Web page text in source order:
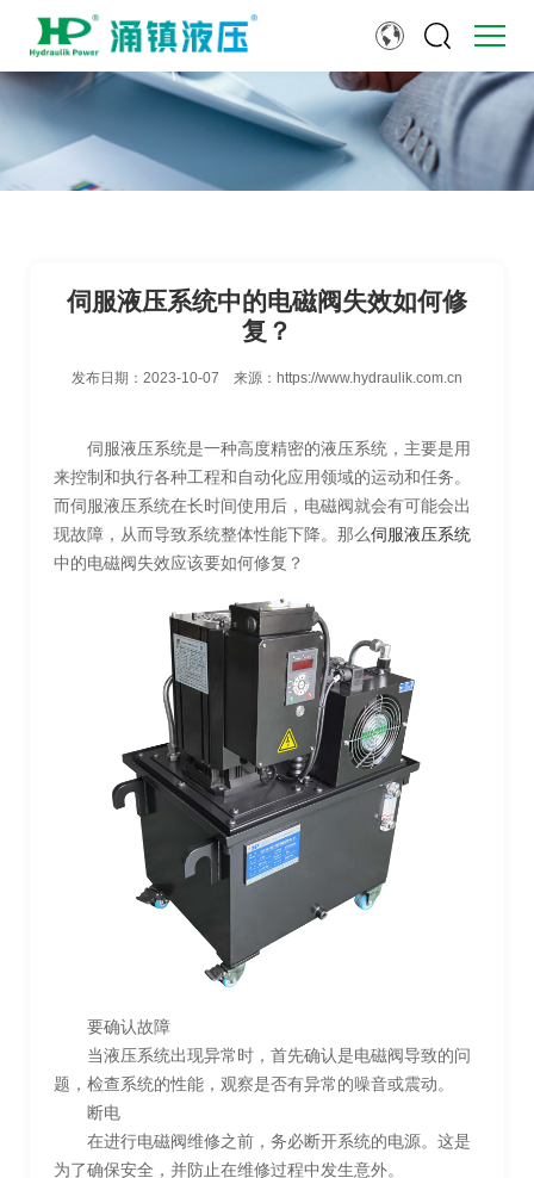
伺服液压系统中的电磁阀失效如何修
复？
发布日期： 2023-10-07 来源： https://www.hydraulik.com.cn
伺服液压系统是一种高度精密的液压系统，主要是用
来控制和执行各种工程和自动化应用领域的运动和任务。
而伺服液压系统在长时间使用后，电磁阀就会有可能会出
现故障，从而导致系统整体性能下降。那么伺服液压系统
中的电磁阀失效应该要如何修复？
要确认故障
当液压系统出现异常时，首先确认是电磁阀导致的问
题，检查系统的性能，观察是否有异常的噪音或震动。
断电
在进行电磁阀维修之前，务必断开系统的电源。这是
为了确保安全，并防止在维修过程中发生意外。